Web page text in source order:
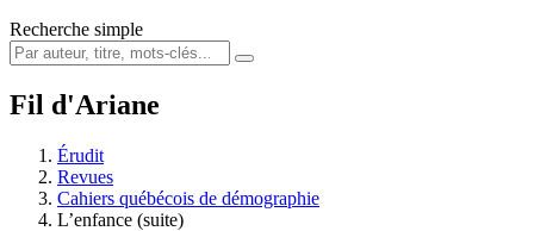
Recherche simple
Fil d'Ariane
Érudit
Revues
Cahiers québécois de démographie
L’enfance (suite)